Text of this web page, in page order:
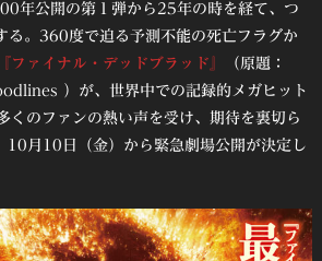
年公開の第１弾から25年の時を経て、つ
る。360度で迫る予測不能の死亡フラグか
『ファイナル・デッドブラッド』
（原題：
）が、世界中での記録的メガヒット
くのファンの熱い声を受け、期待を裏切ら
10月10日（金）から緊急劇場公開が決定し